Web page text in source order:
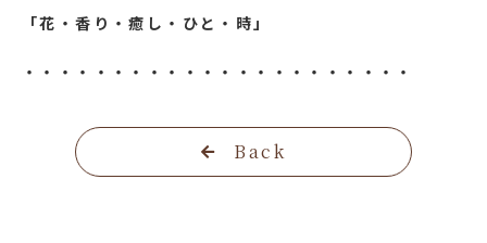
「花・香り・癒し・ひと・時」
・・・・・・・・・・・・・・・・・・・・・・
Back